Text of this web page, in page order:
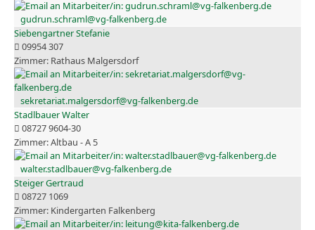
gudrun.schraml@vg-falkenberg.de
Siebengartner Stefanie
09954 307
Rathaus Malgersdorf
sekretariat.malgersdorf@vg-falkenberg.de
Stadlbauer Walter
08727 9604-30
Altbau - A 5
walter.stadlbauer@vg-falkenberg.de
Steiger Gertraud
08727 1069
Kindergarten Falkenberg